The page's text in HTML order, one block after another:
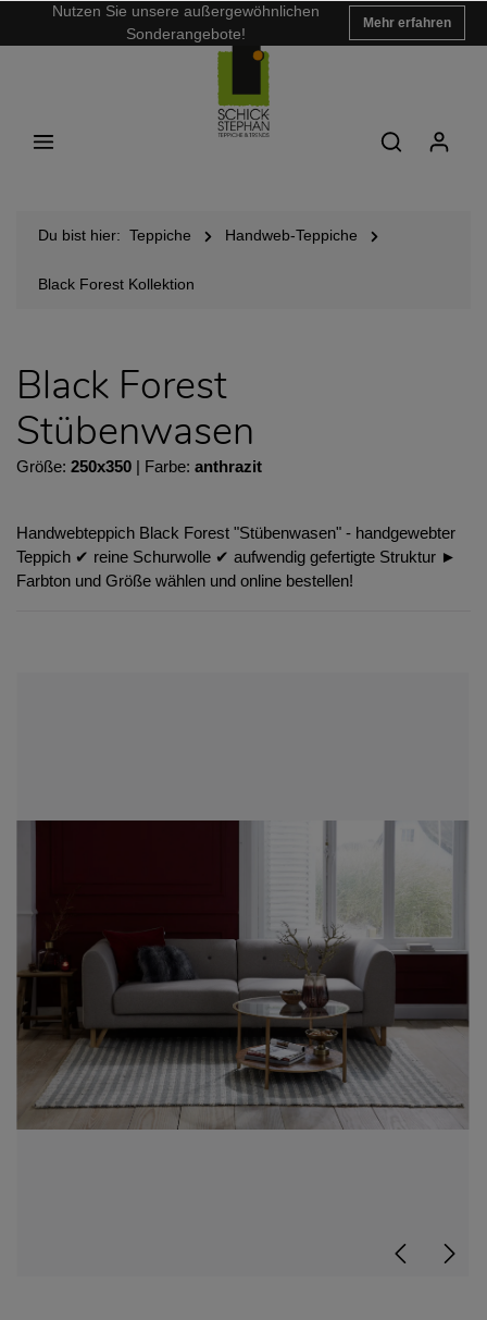
Nutzen Sie unsere außergewöhnlichen
Sonderangebote!
Mehr erfahren
Du bist hier: Teppiche Handweb-Teppiche
Black Forest Kollektion
Black Forest
Stübenwasen
Größe: 250x350 | Farbe: anthrazit
Handwebteppich Black Forest "Stübenwasen" - handgewebter
Teppich ✔︎ reine Schurwolle ✔︎ aufwendig gefertigte Struktur ►
Farbton und Größe wählen und online bestellen!